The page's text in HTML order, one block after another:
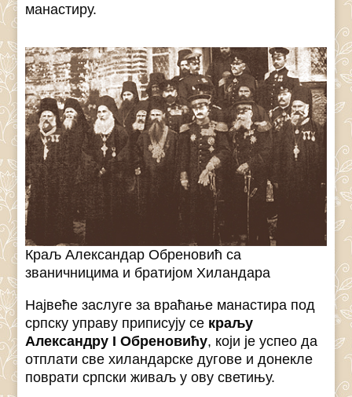
манастиру.
Краљ Александар Обреновић са
званичницима и братијом Хиландара
Највеће заслуге за враћање манастира под
српску управу приписују се краљу
Александру I Обреновићу, који је успео да
отплати све хиландарске дугове и донекле
поврати српски живаљ у ову светињу.